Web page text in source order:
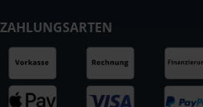
ZAHLUNGSARTEN